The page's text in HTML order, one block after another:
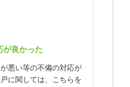
が良かった
悪い等の不備の対応が
に関しては、こちらを